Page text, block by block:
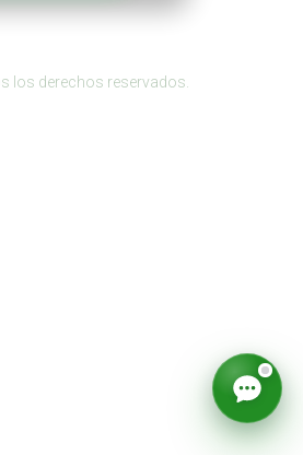
los derechos reservados.